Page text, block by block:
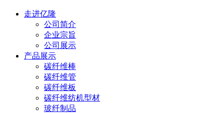
走进亿隆
公司简介
企业宗旨
公司展示
产品展示
碳纤维棒
碳纤维管
碳纤维板
碳纤维纺机型材
玻纤制品